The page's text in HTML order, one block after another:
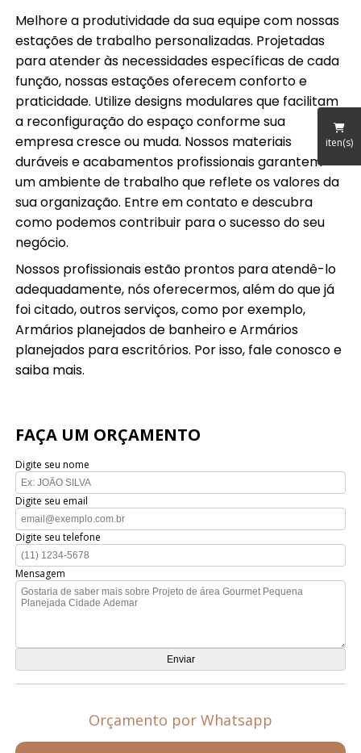
iten(s)
Melhore a produtividade da sua equipe com nossas
estações de trabalho personalizadas. Projetadas
para atender às necessidades específicas de cada
função, nossas estações oferecem conforto e
praticidade. Utilize designs modulares que facilitam
a reconfiguração do espaço conforme sua
empresa cresce ou muda. Nossos materiais
duráveis e acabamentos profissionais garantem
um ambiente de trabalho que reflete os valores da
sua organização. Entre em contato e descubra
como podemos contribuir para o sucesso do seu
negócio.
Nossos profissionais estão prontos para atendê-lo
adequadamente, nós oferecermos, além do que já
foi citado, outros serviços, como por exemplo,
Armários planejados de banheiro e Armários
planejados para escritórios. Por isso, fale conosco e
saiba mais.
FAÇA UM ORÇAMENTO
Digite seu nome
Digite seu email
Digite seu telefone
Mensagem
Orçamento por Whatsapp